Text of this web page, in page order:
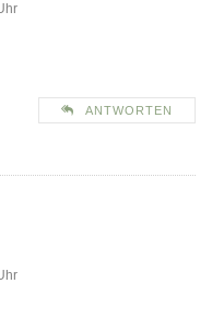
ANTWORTEN